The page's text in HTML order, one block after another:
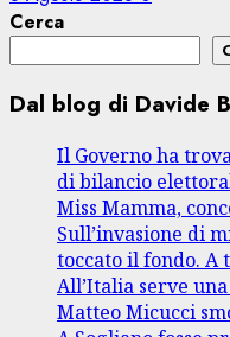
Cerca
Dal blog di Davide
Il Governo ha
di bilancio
Miss Mamma,
Sull’invasione di
toccato il fondo. A
All’Italia serve
Matteo Micucci